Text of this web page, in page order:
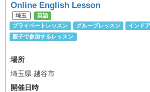
Online English Lesson
埼玉
英語
プライベートレッスン
グループレッスン
インド
親子で参加するレッスン
場所
埼玉県 越谷市
開催日時